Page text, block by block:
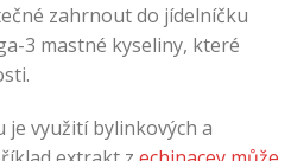
zahrnout do jídelníčku
3 mastné kyseliny, které
využití bylinkových a